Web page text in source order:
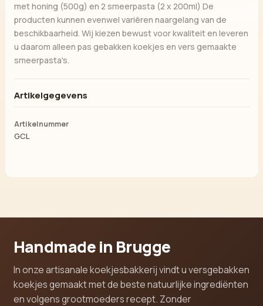
met honing (500g) en 2 smeerpasta (2 x 200ml) De
producten kunnen evenwel variëren naargelang van de
beschikbaarheid. Wij kiezen bewust voor kwaliteit en leveren
u daarom alleen pas gebakken koekjes en vers gemaakte
smeerpasta's.
Artikelgegevens
Artikelnummer
GCL
Handmade in Brugge
In onze artisanale koekjesbakkerij vindt u versgebakken
koekjes gemaakt met de beste natuurlijke ingrediënten
en volgens grootmoeders recept. Zonder